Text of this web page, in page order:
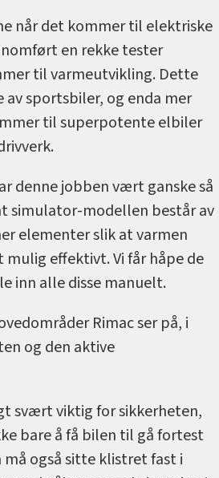
når det kommer til elektriske
en rekke tester
til varmeutvikling. Dette
av sportsbiler, og enda mer
til superpotente elbiler
denne jobben vært ganske så
simulator-modellen består av
elementer slik at varmen
mulig effektivt. Vi får håpe de
inn alle disse manuelt.
Rimac ser på, i
og den aktive
svært viktig for sikkerheten,
bare å få bilen til gå fortest
også sitte klistret fast i